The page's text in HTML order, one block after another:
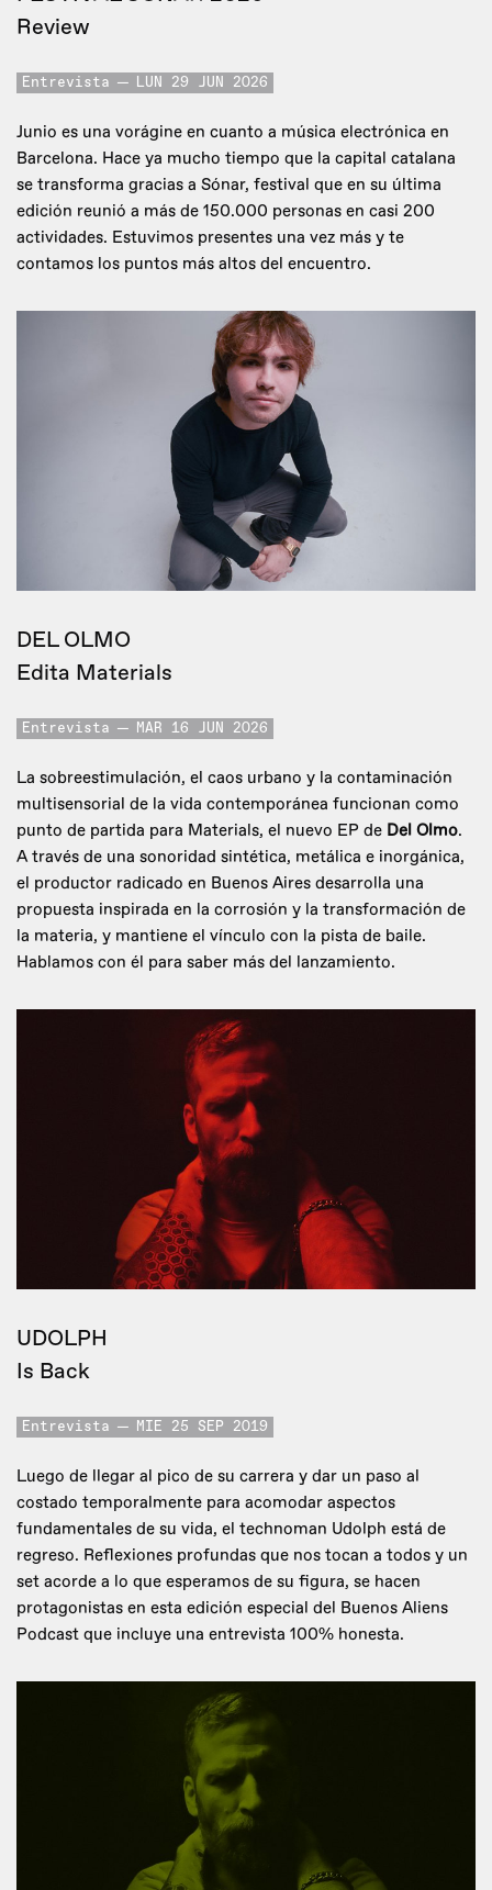
Review
Entrevista LUN 29 JUN 2026
Junio es una vorágine en cuanto a música electrónica en
Barcelona. Hace ya mucho tiempo que la capital catalana
se transforma gracias a Sónar, festival que en su última
edición reunió a más de 150.000 personas en casi 200
actividades. Estuvimos presentes una vez más y te
contamos los puntos más altos del encuentro.
DEL OLMO
Edita Materials
Entrevista MAR 16 JUN 2026
La sobreestimulación, el caos urbano y la contaminación
multisensorial de la vida contemporánea funcionan como
punto de partida para Materials, el nuevo EP de Del Olmo.
A través de una sonoridad sintética, metálica e inorgánica,
el productor radicado en Buenos Aires desarrolla una
propuesta inspirada en la corrosión y la transformación de
la materia, y mantiene el vínculo con la pista de baile.
Hablamos con él para saber más del lanzamiento.
UDOLPH
Is Back
Entrevista MIE 25 SEP 2019
Luego de llegar al pico de su carrera y dar un paso al
costado temporalmente para acomodar aspectos
fundamentales de su vida, el technoman Udolph está de
regreso. Reflexiones profundas que nos tocan a todos y un
set acorde a lo que esperamos de su figura, se hacen
protagonistas en esta edición especial del Buenos Aliens
Podcast que incluye una entrevista 100% honesta.